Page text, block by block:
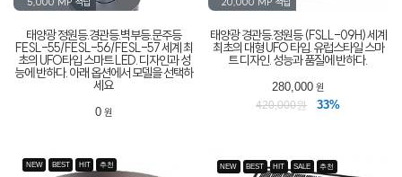
태양광 정원등.경관등.벽부등.문주등
FESL-55/FESL-56/FESL-57 세계 최
초의 UFO타입 스마트 LED. 디자인과 성
능에 반하다. 아래 옵션에서 모델을 선택하
세요
0원
태양광 경관등.정원등 (FSLL-09H) 세계
최초의 대형 UFO 타입. 유럽스타일 스마
트 디자인. 성능과 품질에 반하다.
280,000원
420,000원
33%
NEW BEST HIT 추천 NEW BEST HIT SALE 추천